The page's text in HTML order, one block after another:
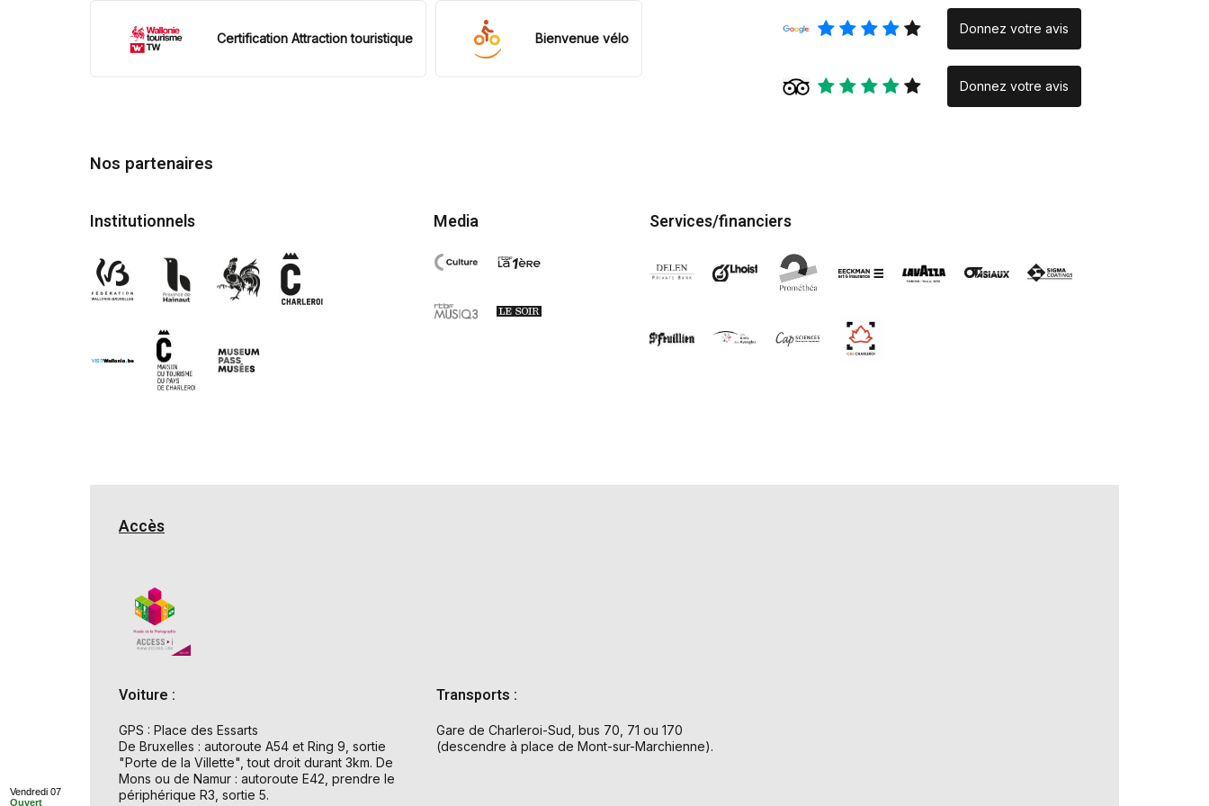
Vendredi 07
Ouvert
Certification Attraction touristique Bienvenue vélo
Donnez votre avis
Donnez votre avis
Nos partenaires
Institutionnels Media Services/financiers
Accès
Voiture :
GPS : Place des Essarts
De Bruxelles : autoroute A54 et Ring 9, sortie
"Porte de la Villette", tout droit durant 3km. De
Mons ou de Namur : autoroute E42, prendre le
périphérique R3, sortie 5.
Transports :
Gare de Charleroi-Sud, bus 70, 71 ou 170
(descendre à place de Mont-sur-Marchienne).